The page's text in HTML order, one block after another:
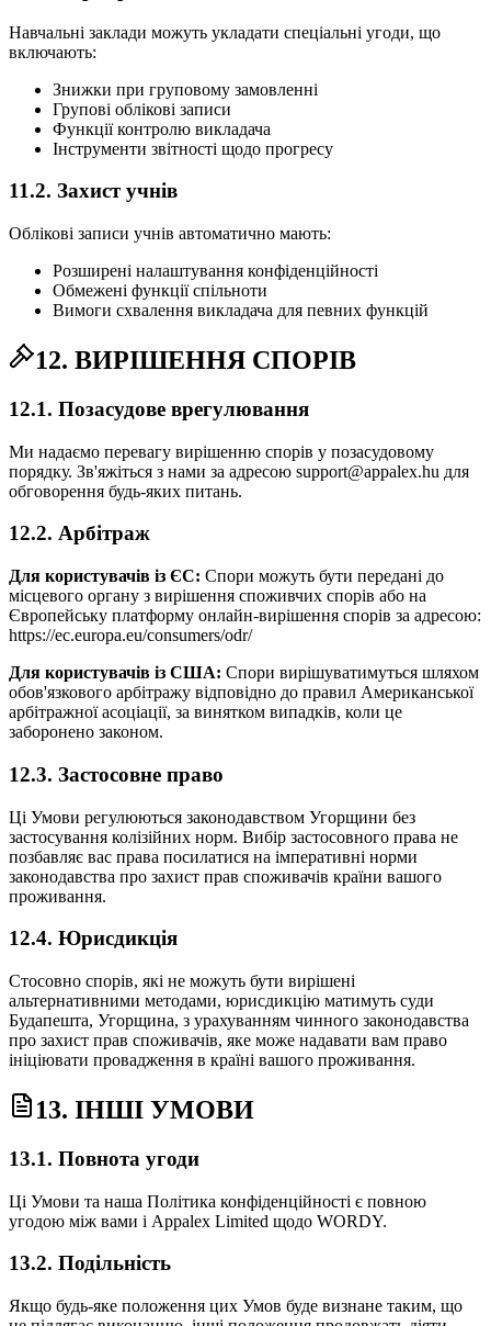
Навчальні заклади можуть укладати спеціальні угоди, що
включають:
Знижки при груповому замовленні
Групові облікові записи
Функції контролю викладача
Інструменти звітності щодо прогресу
11.2. Захист учнів
Облікові записи учнів автоматично мають:
Розширені налаштування конфіденційності
Обмежені функції спільноти
Вимоги схвалення викладача для певних функцій
12. ВИРІШЕННЯ СПОРІВ
12.1. Позасудове врегулювання
Ми надаємо перевагу вирішенню спорів у позасудовому
порядку. Зв'яжіться з нами за адресою support@appalex.hu для
обговорення будь-яких питань.
12.2. Арбітраж
Для користувачів із ЄС: Спори можуть бути передані до
місцевого органу з вирішення споживчих спорів або на
Європейську платформу онлайн-вирішення спорів за адресою:
https://ec.europa.eu/consumers/odr/
Для користувачів із США: Спори вирішуватимуться шляхом
обов'язкового арбітражу відповідно до правил Американської
арбітражної асоціації, за винятком випадків, коли це
заборонено законом.
12.3. Застосовне право
Ці Умови регулюються законодавством Угорщини без
застосування колізійних норм. Вибір застосовного права не
позбавляє вас права посилатися на імперативні норми
законодавства про захист прав споживачів країни вашого
проживання.
12.4. Юрисдикція
Стосовно спорів, які не можуть бути вирішені
альтернативними методами, юрисдикцію матимуть суди
Будапешта, Угорщина, з урахуванням чинного законодавства
про захист прав споживачів, яке може надавати вам право
ініціювати провадження в країні вашого проживання.
13. ІНШІ УМОВИ
13.1. Повнота угоди
Ці Умови та наша Політика конфіденційності є повною
угодою між вами і Appalex Limited щодо WORDY.
13.2. Подільність
Якщо будь-яке положення цих Умов буде визнане таким, що